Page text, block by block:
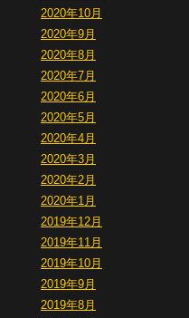
2020年10月
2020年9月
2020年8月
2020年7月
2020年6月
2020年5月
2020年4月
2020年3月
2020年2月
2020年1月
2019年12月
2019年11月
2019年10月
2019年9月
2019年8月